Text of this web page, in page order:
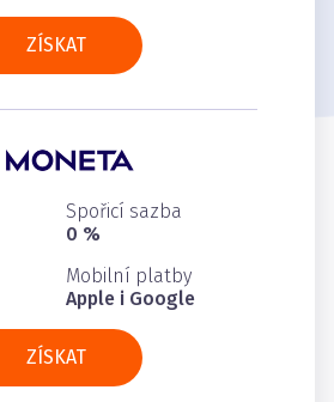
ZÍSKAT
Spořicí sazba
0 %
Mobilní platby
Apple i Google
ZÍSKAT